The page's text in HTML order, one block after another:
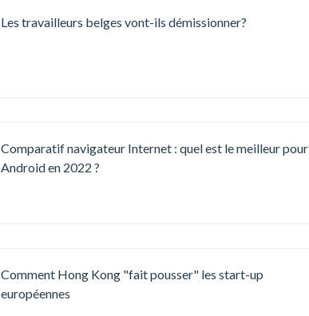
Les travailleurs belges vont-ils démissionner?
Comparatif navigateur Internet : quel est le meilleur pour
Android en 2022 ?
Comment Hong Kong "fait pousser" les start-up
européennes